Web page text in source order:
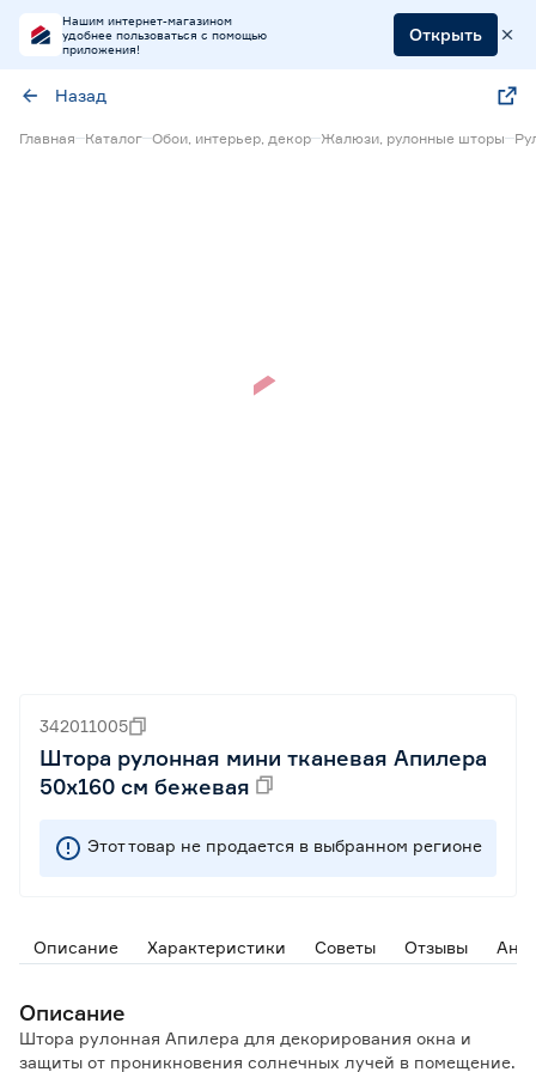
Нашим интернет-магазином
удобнее пользоваться с помощью
приложения!
Открыть
Назад
Главная Каталог Обои, интерьер, декор Жалюзи, рулонные шторы
342011005
Штора рулонная мини тканевая Апилера
50х160 см бежевая
Этот товар не продается в выбранном регионе
Описание Характеристики Советы Отзывы
Описание
Штора рулонная Апилера для декорирования окна и
защиты от проникновения солнечных лучей в помещение.